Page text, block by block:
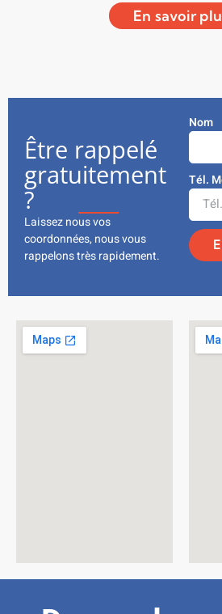
En savoir
Être rappelé
gratuitement
?
Laissez nous vos
coordonnées, nous vous
rappelons très rapidement.
Nom
Tél.